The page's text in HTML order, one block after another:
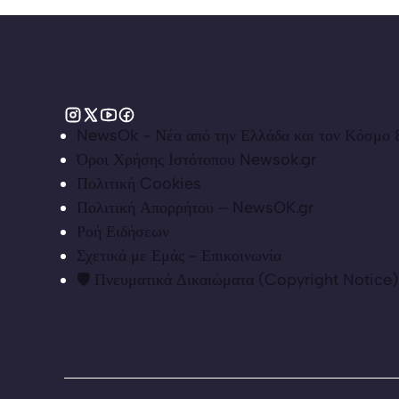
NewsOk - Νέα από την Ελλάδα και τον Κόσμο
Όροι Χρήσης Ιστότοπου Newsok.gr
Πολιτική Cookies
Πολιτική Απορρήτου – NewsOK.gr
Ροή Ειδήσεων
Σχετικά με Εμάς - Επικοινωνία
🛡️ Πνευματικά Δικαιώματα (Copyright Notice)